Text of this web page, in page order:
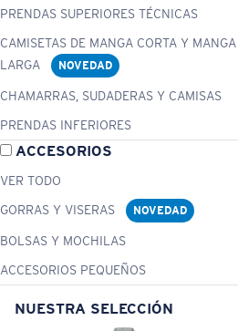
PRENDAS SUPERIORES TÉCNICAS
CAMISETAS DE MANGA CORTA Y MANGA
LARGA
NOVEDAD
CHAMARRAS, SUDADERAS Y CAMISAS
PRENDAS INFERIORES
ACCESORIOS
VER TODO
GORRAS Y VISERAS
NOVEDAD
BOLSAS Y MOCHILAS
ACCESORIOS PEQUEÑOS
NUESTRA SELECCIÓN